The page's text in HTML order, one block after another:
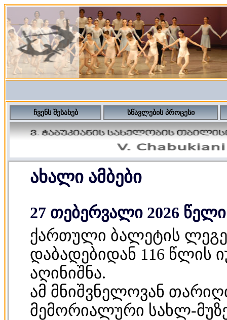
ჩვენს შესახებ სწავლების პროცესი
ახალი ამბები
27 თებერვალი 2026 წელი
ქართული ბალეტის
დაბადებიდან 116 წლის
აღინიშნა.
ამ მნიშვნელოვან
მემორიალური სახლ-